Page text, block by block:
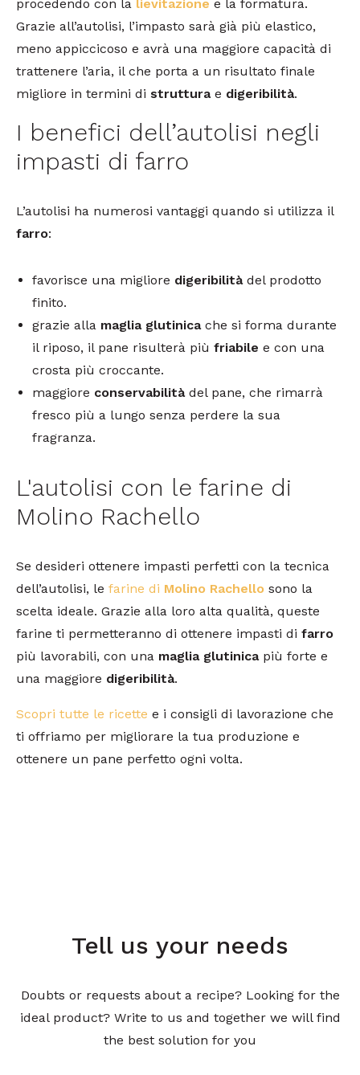
procedendo con la lievitazione e la formatura.
Grazie all’autolisi, l’impasto sarà già più elastico,
meno appiccicoso e avrà una maggiore capacità di
trattenere l’aria, il che porta a un risultato finale
migliore in termini di strutturae digeribilità.
I benefici dell’autolisi negli
impasti di farro
L’autolisi ha numerosi vantaggi quando si utilizza il
farro:
favorisce una migliore digeribilità del prodotto
finito.
grazie alla maglia glutinicache si forma durante
il riposo, il pane risulterà più friabile e con una
crosta più croccante.
maggiore conservabilità del pane, che rimarrà
fresco più a lungo senza perdere la sua
fragranza.
L'autolisi con le farine di
Molino Rachello
Se desideri ottenere impasti perfetti con la tecnica
dell’autolisi, le farine di Molino Rachello sono la
scelta ideale. Grazie alla loro alta qualità, queste
farine ti permetteranno di ottenere impasti di farro
più lavorabili, con una maglia glutinicapiù forte e
una maggiore digeribilità.
Scopri tutte le ricette e i consigli di lavorazione che
ti offriamo per migliorare la tua produzione e
ottenere un pane perfetto ogni volta.
Tell us your needs
Doubts or requests about a recipe? Looking for the
ideal product? Write to us and together we will find
the best solution for you